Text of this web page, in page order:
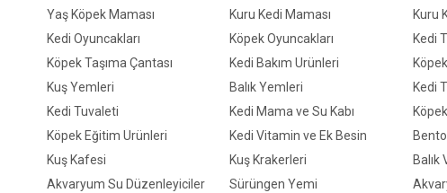
Yaş Köpek Maması
Kuru Kedi Maması
Kuru
Kedi Oyuncakları
Köpek Oyuncakları
Kedi
Köpek Taşıma Çantası
Kedi Bakım Ürünleri
Kuş Yemleri
Balık Yemleri
Kedi
Kedi Tuvaleti
Kedi Mama ve Su Kabı
Köpek Eğitim Ürünleri
Kedi Vitamin ve Ek Besin
Kuş Kafesi
Kuş Krakerleri
Balık
Akvaryum Su Düzenleyiciler
Sürüngen Yemi